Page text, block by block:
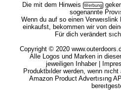
Die mit dem Hinweis
sogenannte
Wenn du auf so einen
einkaufst, bekommen wir von
Für dich verändert
Copyright © 2020
Alle Logos und Marken in
jeweiligen Inhaber |
Produktbılder werden, wenn
Amazon Product Advertısıng